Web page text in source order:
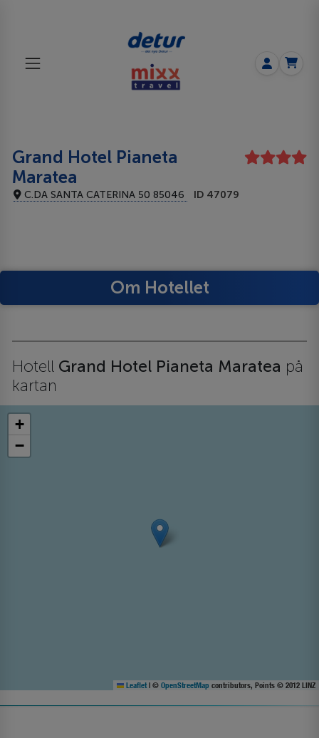
Grand Hotel Pianeta
Maratea
C.DA SANTA CATERINA 50 85046 ID 47079
Om Hotellet
Hotell Grand Hotel Pianeta Maratea på
kartan
+
−
Leaflet | © OpenStreetMap contributors, Points © 2012 LINZ